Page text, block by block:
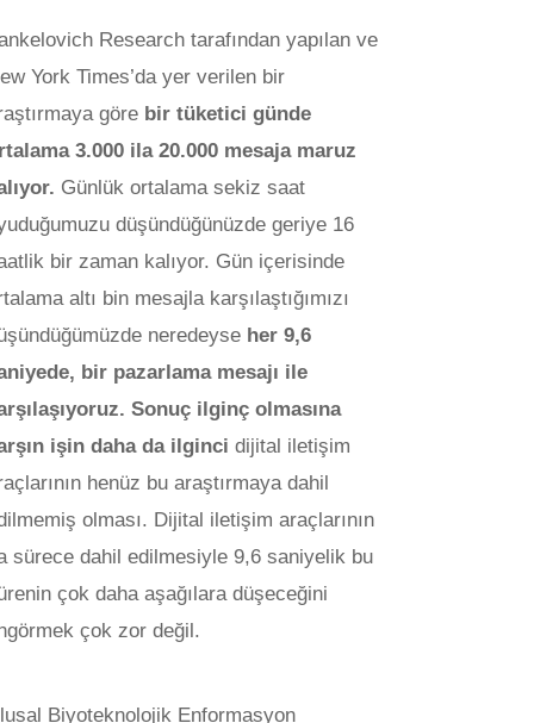
Research tarafından yapılan ve
York Times’da yer verilen bir
göre bir tüketici günde
3.000 ila 20.000 mesaja maruz
Günlük ortalama sekiz saat
düşündüğünüzde geriye 16
bir zaman kalıyor. Gün içerisinde
altı bin mesajla karşılaştığımızı
neredeyse her 9,6
bir pazarlama mesajı ile
Sonuç ilginç olmasına
işin daha da ilginci dijital iletişim
henüz bu araştırmaya dahil
olması. Dijital iletişim araçlarının
sürece dahil edilmesiyle 9,6 saniyelik bu
çok daha aşağılara düşeceğini
çok zor değil.
Biyoteknolojik Enformasyon